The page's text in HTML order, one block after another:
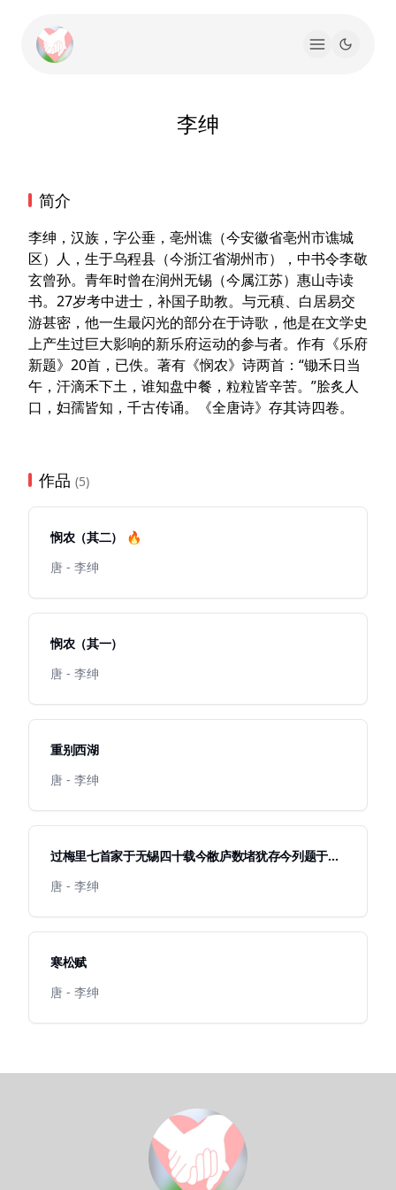
李绅
简介
李绅，汉族，字公垂，亳州谯（今安徽省亳州市谯城
区）人，生于乌程县（今浙江省湖州市），中书令李敬
玄曾孙。青年时曾在润州无锡（今属江苏）惠山寺读
书。27岁考中进士，补国子助教。与元稹、白居易交
游甚密，他一生最闪光的部分在于诗歌，他是在文学史
上产生过巨大影响的新乐府运动的参与者。作有《乐府
新题》20首，已佚。著有《悯农》诗两首：“锄禾日当
午，汗滴禾下土，谁知盘中餐，粒粒皆辛苦。”脍炙人
口，妇孺皆知，千古传诵。《全唐诗》存其诗四卷。
作品 (5)
悯农（其二） 🔥
唐 - 李绅
悯农（其一）
唐 - 李绅
重别西湖
唐 - 李绅
过梅里七首家于无锡四十载今敝庐数堵犹存今列题于后
唐 - 李绅
寒松赋
唐 - 李绅